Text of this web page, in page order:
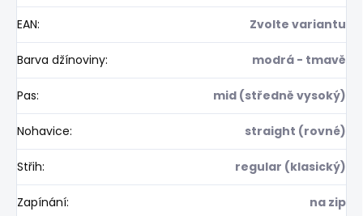
EAN: Zvolte variantu
Barva džínoviny: modrá - tmavě
Pas: mid (středně vysoký)
Nohavice: straight (rovné)
Střih: regular (klasický)
Zapínání: na zip